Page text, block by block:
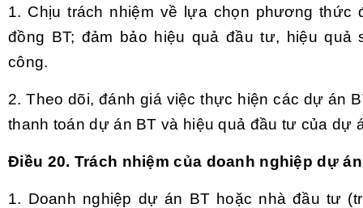
1. Chịu trách nhiệm về lựa chọn phương
đồng BT; đảm bảo hiệu quả đầu tư, hiệu
công.
2. Theo dõi, đánh giá việc thực hiện các dự án
thanh toán dự án BT và hiệu quả đầu tư của dự
Điều 20. Trách nhiệm của doanh nghiệp dự
1. Doanh nghiệp dự án BT hoặc nhà đầu tư